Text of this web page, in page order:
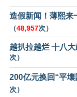
造假新闻！薄熙来
（48,957次）
越扒拉越烂 十八
次）
200亿元换回“平
次）